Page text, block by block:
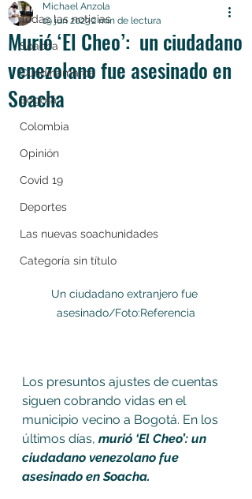
Todas las noticias
Soacha
Cundinamarca
Bogotá
Colombia
Opinión
Covid 19
Deportes
Las nuevas soachunidades
Categoría sin título
Murió ‘El Cheo’: un ciudadano
venezolano fue asesinado en
Soacha
Michael Anzola
19 jun 20232 min de lectura
Un ciudadano extranjero fue
asesinado/Foto:Referencia
Los presuntos ajustes de cuentas
siguen cobrando vidas en el
municipio vecino a Bogotá. En los
últimos días, murió ‘El Cheo’: un
ciudadano venezolano fue
asesinado en Soacha.